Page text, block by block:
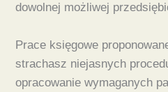
dowolnej możliwej
Prace księgowe
strachasz niejasnych
opracowanie wymaganych